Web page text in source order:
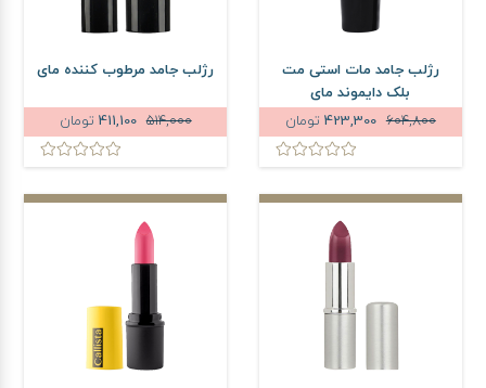
رژلب جامد مات استی مت
بلک دایموند مای
604,800
423,300 تومان
رژلب جامد مرطوب کننده مای
514,000
411,100 تومان